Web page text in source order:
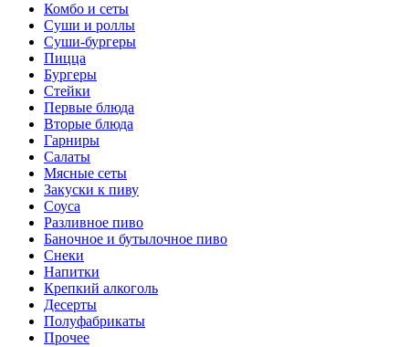
Комбо и сеты
Суши и роллы
Суши-бургеры
Пицца
Бургеры
Стейки
Первые блюда
Вторые блюда
Гарниры
Салаты
Мясные сеты
Закуски к пиву
Соуса
Разливное пиво
Баночное и бутылочное пиво
Снеки
Напитки
Крепкий алкоголь
Десерты
Полуфабрикаты
Прочее